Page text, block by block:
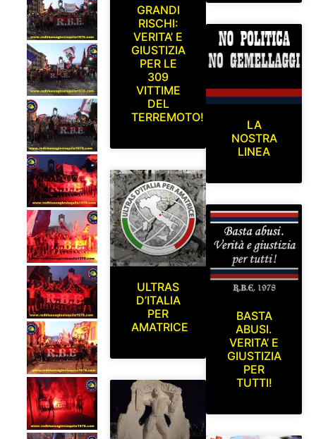
GRANDI
RISCHI:
VERITA’ E
GIUSTIZIA
PER LE
309
VITTIME
DEL
TERREMOTO!
ULTRAS
D’ITALIA
PER
AMATRICE
LA
NOSTRA
LINEA
BASTA
ABUSI.
VERITA’ E
GIUSTIZIA
PER
TUTTI!